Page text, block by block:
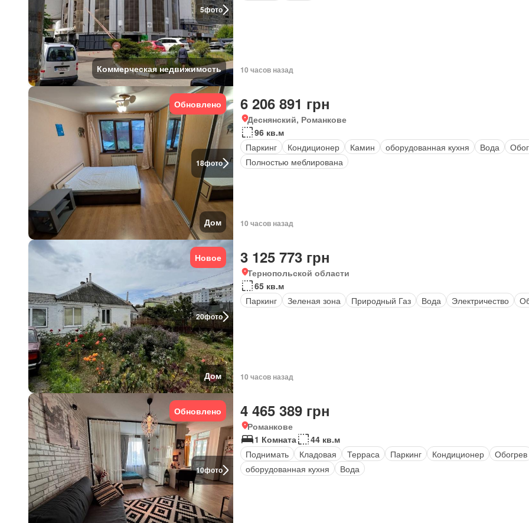
5фото
Коммерческая недвижимость 10 часов назад
18фото
Обновлено
Дом
6 206 891 грн
Деснянский, Романкове
96 кв.м
Паркинг
Кондиционер Камин оборудованная кухня Вода
Полностью меблирована
10 часов назад
20фото
Новое
Дом
3 125 773 грн
Тернопольской области
65 кв.м
Паркинг
Зеленая зона Природный Газ Вода Электричество
10 часов назад
10фото
Обновлено 4 465 389 грн
Романкове
1 Комната
44 кв.м
Поднимать
Кладовая Терраса Паркинг Кондиционер
Обогрев
оборудованная кухня
Вода